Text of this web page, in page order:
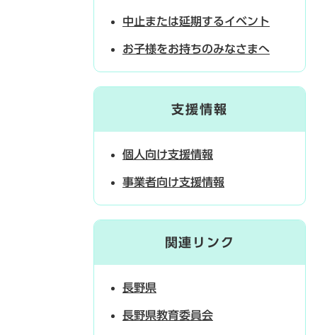
中止または延期するイベント
お子様をお持ちのみなさまへ
支援情報
個人向け支援情報
事業者向け支援情報
関連リンク
長野県
長野県教育委員会